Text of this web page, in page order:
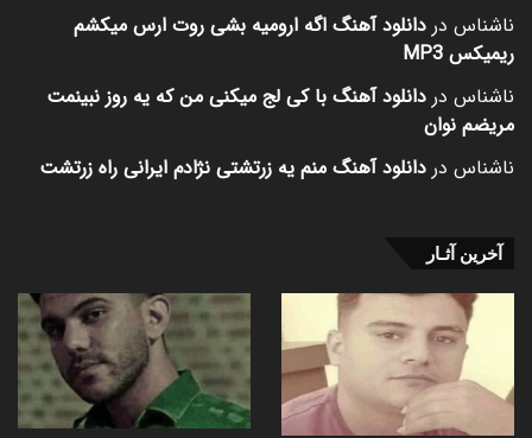
ناشناس در دانلود آهنگ اگه ارومیه بشی روت ارس میکشم
ریمیکس MP3
ناشناس در دانلود آهنگ با کی لج میکنی من که یه روز نبینمت
مریضم نوان
ناشناس در دانلود آهنگ منم یه زرتشتی نژادم ایرانی راه زرتشت
آخرین آثـار